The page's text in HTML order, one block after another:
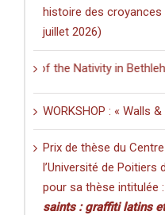
histoire des
juillet 2026)
of the Nativity in
WORKSHOP : « Walls
Prix de thèse du
l’Université de Poitiers
pour sa thèse intitulée :
saints : graffiti latins